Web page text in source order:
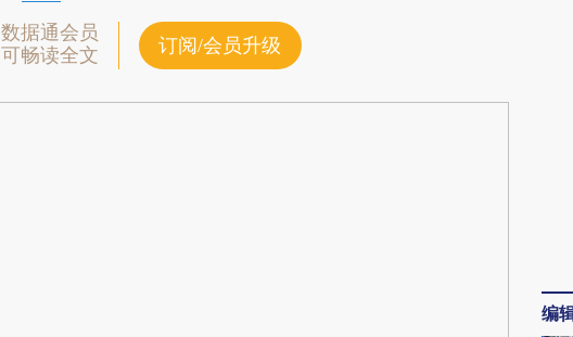
数据通会员
可畅读全文
订阅/会员升级
编